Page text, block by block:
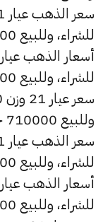
للشراء، وللبيع 177500 جنيه.
للشراء، وللبيع 355000 جنيه.
وللبيع 710000 جنيه.
للشراء، وللبيع 1065000 جنيه.
للشراء، وللبيع 1420000 جنيه.